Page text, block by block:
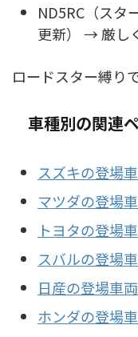
ND5RC（スタ
更新） → 厳し
ロードスター縛り
車種別の関連
スズキの登場
マツダの登場
トヨタの登場
スバルの登場
日産の登場車
ホンダの登場